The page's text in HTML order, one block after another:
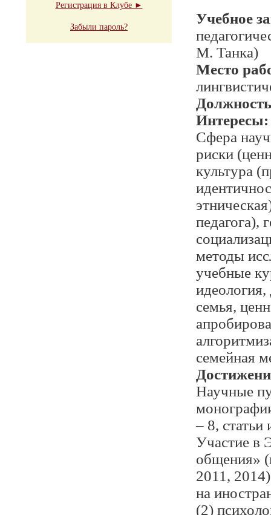
Регистрация в Клубе ►
Забыли пароль?
Учебное
М. Танка)
Место
Интересы:
Сфера
риски
культура
педагога),
методы
учебные
семья,
семейная
Научные
– 8,
Участие в
общения»
2011,
на
(2)